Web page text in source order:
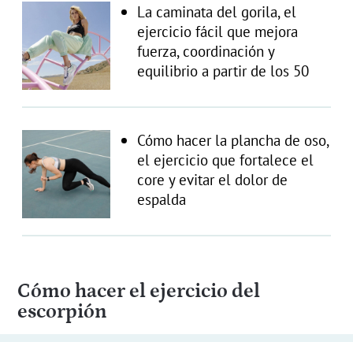
La caminata del gorila, el
ejercicio fácil que mejora
fuerza, coordinación y
equilibrio a partir de los 50
Cómo hacer la plancha de oso,
el ejercicio que fortalece el
core y evitar el dolor de
espalda
Cómo hacer el ejercicio del
escorpión